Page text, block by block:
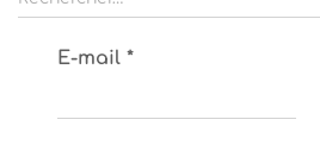
e
E-mail *